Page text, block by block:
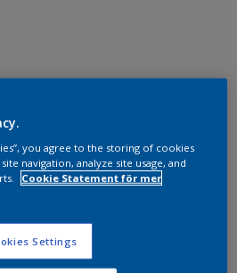
you agree to the storing of cookies
navigation, analyze site usage, and
Cookie Statement för mer
Settings